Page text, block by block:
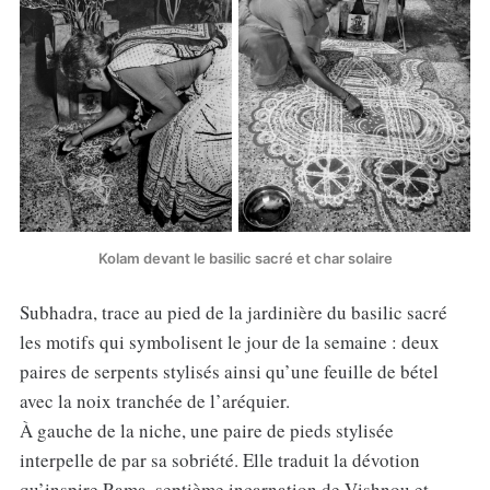
Kolam devant le basilic sacré et char solaire
Subhadra, trace au pied de la jardinière du basilic sacré
les motifs qui symbolisent le jour de la semaine : deux
paires de serpents stylisés ainsi qu’une feuille de bétel
avec la noix tranchée de l’aréquier.
À gauche de la niche, une paire de pieds stylisée
interpelle de par sa sobriété. Elle traduit la dévotion